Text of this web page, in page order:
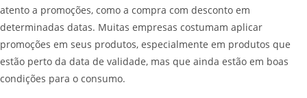
atento a promoções, como a compra com desconto em
determinadas datas. Muitas empresas costumam aplicar
promoções em seus produtos, especialmente em produtos que
estão perto da data de validade, mas que ainda estão em boas
condições para o consumo.